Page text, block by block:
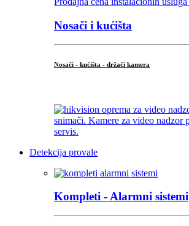
Nosači i kućišta
Nosači - kućišta - držači kamera
Detekcija provale
Kompleti - Alarmni sistemi